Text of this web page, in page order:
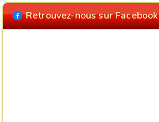
Retrouvez-nous sur Facebook